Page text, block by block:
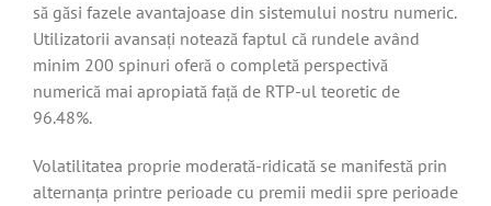
să găsi fazele avantajoase din sistemului nostru numeric.
Utilizatorii avansați notează faptul că rundele având
minim 200 spinuri oferă o completă perspectivă
numerică mai apropiată față de RTP-ul teoretic de
96.48%.
Volatilitatea proprie moderată-ridicată se manifestă prin
alternanța printre perioade cu premii medii spre perioade